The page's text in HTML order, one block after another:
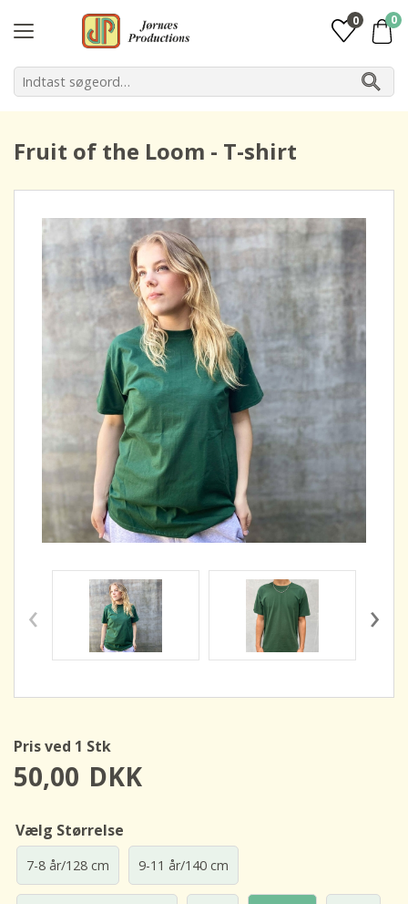
0 0
Fruit of the Loom - T-shirt
‹ ›
Pris ved 1 Stk
50,00 DKK
Vælg Størrelse
7-8 år/128 cm 9-11 år/140 cm